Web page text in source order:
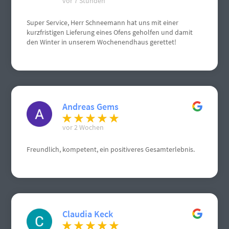
Super Service, Herr Schneemann hat uns mit einer
kurzfristigen Lieferung eines Ofens geholfen und damit
den Winter in unserem Wochenendhaus gerettet!
Andreas Gems
vor 2 Wochen
Freundlich, kompetent, ein positiveres Gesamterlebnis.
Claudia Keck